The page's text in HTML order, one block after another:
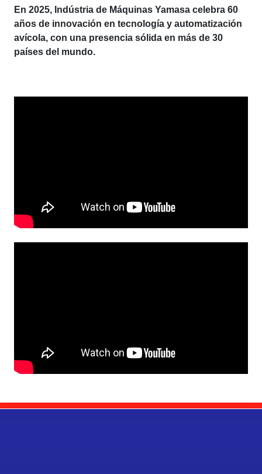
En 2025, Indústria de Máquinas Yamasa celebra 60
años de innovación en tecnología y automatización
avícola, con una presencia sólida en más de 30
países del mundo.